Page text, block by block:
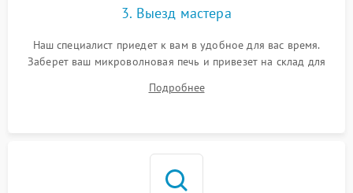
3. Выезд мастера
Наш специалист приедет к вам в удобное для вас время.
Заберет ваш микроволновая печь и привезет на склад для
Подробнее